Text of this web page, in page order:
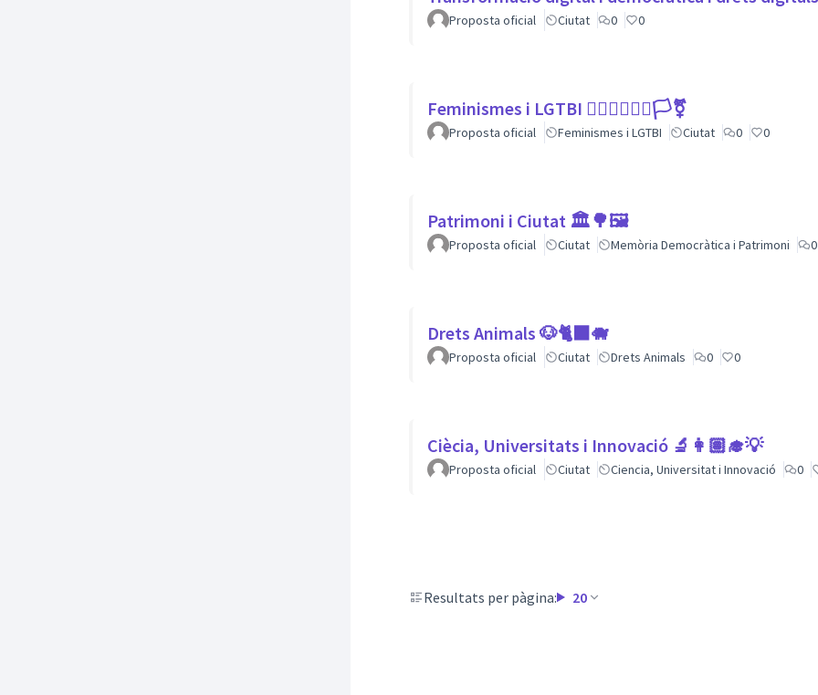
Proposta oficial Ciutat 0 0
Feminismes i LGTBI 💁🏽‍♀👩‍❤️‍👩🏳️‍⚧️
Proposta oficial Feminismes i LGTBI Ciutat 0 0
Patrimoni i Ciutat 🏛🌳🖼
Proposta oficial Ciutat Memòria Democràtica i Patrimoni 0
Drets Animals 🐶🐈‍⬛️🐗
Proposta oficial Ciutat Drets Animals 0 0
Ciècia, Universitats i Innovació 🔬👩🏽‍🎓💡
Proposta oficial Ciutat Ciencia, Universitat i Innovació 0
Resultats per pàgina: 20